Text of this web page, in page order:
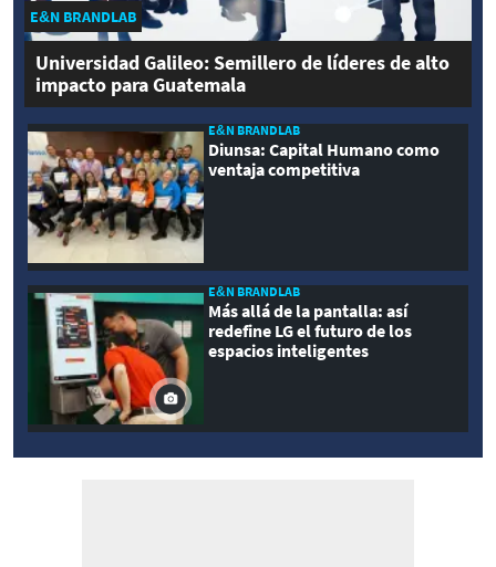
E&N BRANDLAB
Universidad Galileo: Semillero de líderes de alto
impacto para Guatemala
E&N BRANDLAB
Diunsa: Capital Humano como
ventaja competitiva
E&N BRANDLAB
Más allá de la pantalla: así
redefine LG el futuro de los
espacios inteligentes